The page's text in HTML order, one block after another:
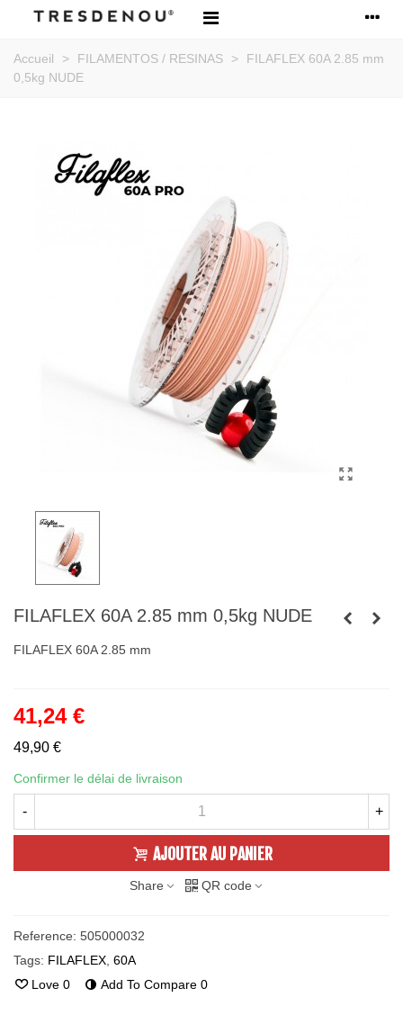
Accueil > FILAMENTOS / RESINAS >
FILAFLEX 60A 2.85 mm
0,5kg NUDE
FILAFLEX 60A 2.85 mm 0,5kg NUDE
FILAFLEX 60A 2.85 mm
41,24 €
49,90 €
Confirmer le délai de livraison
- +
AJOUTER AU PANIER
Share QR code
Reference: 505000032
Tags: FILAFLEX 60A
Love 0 Add To Compare 0